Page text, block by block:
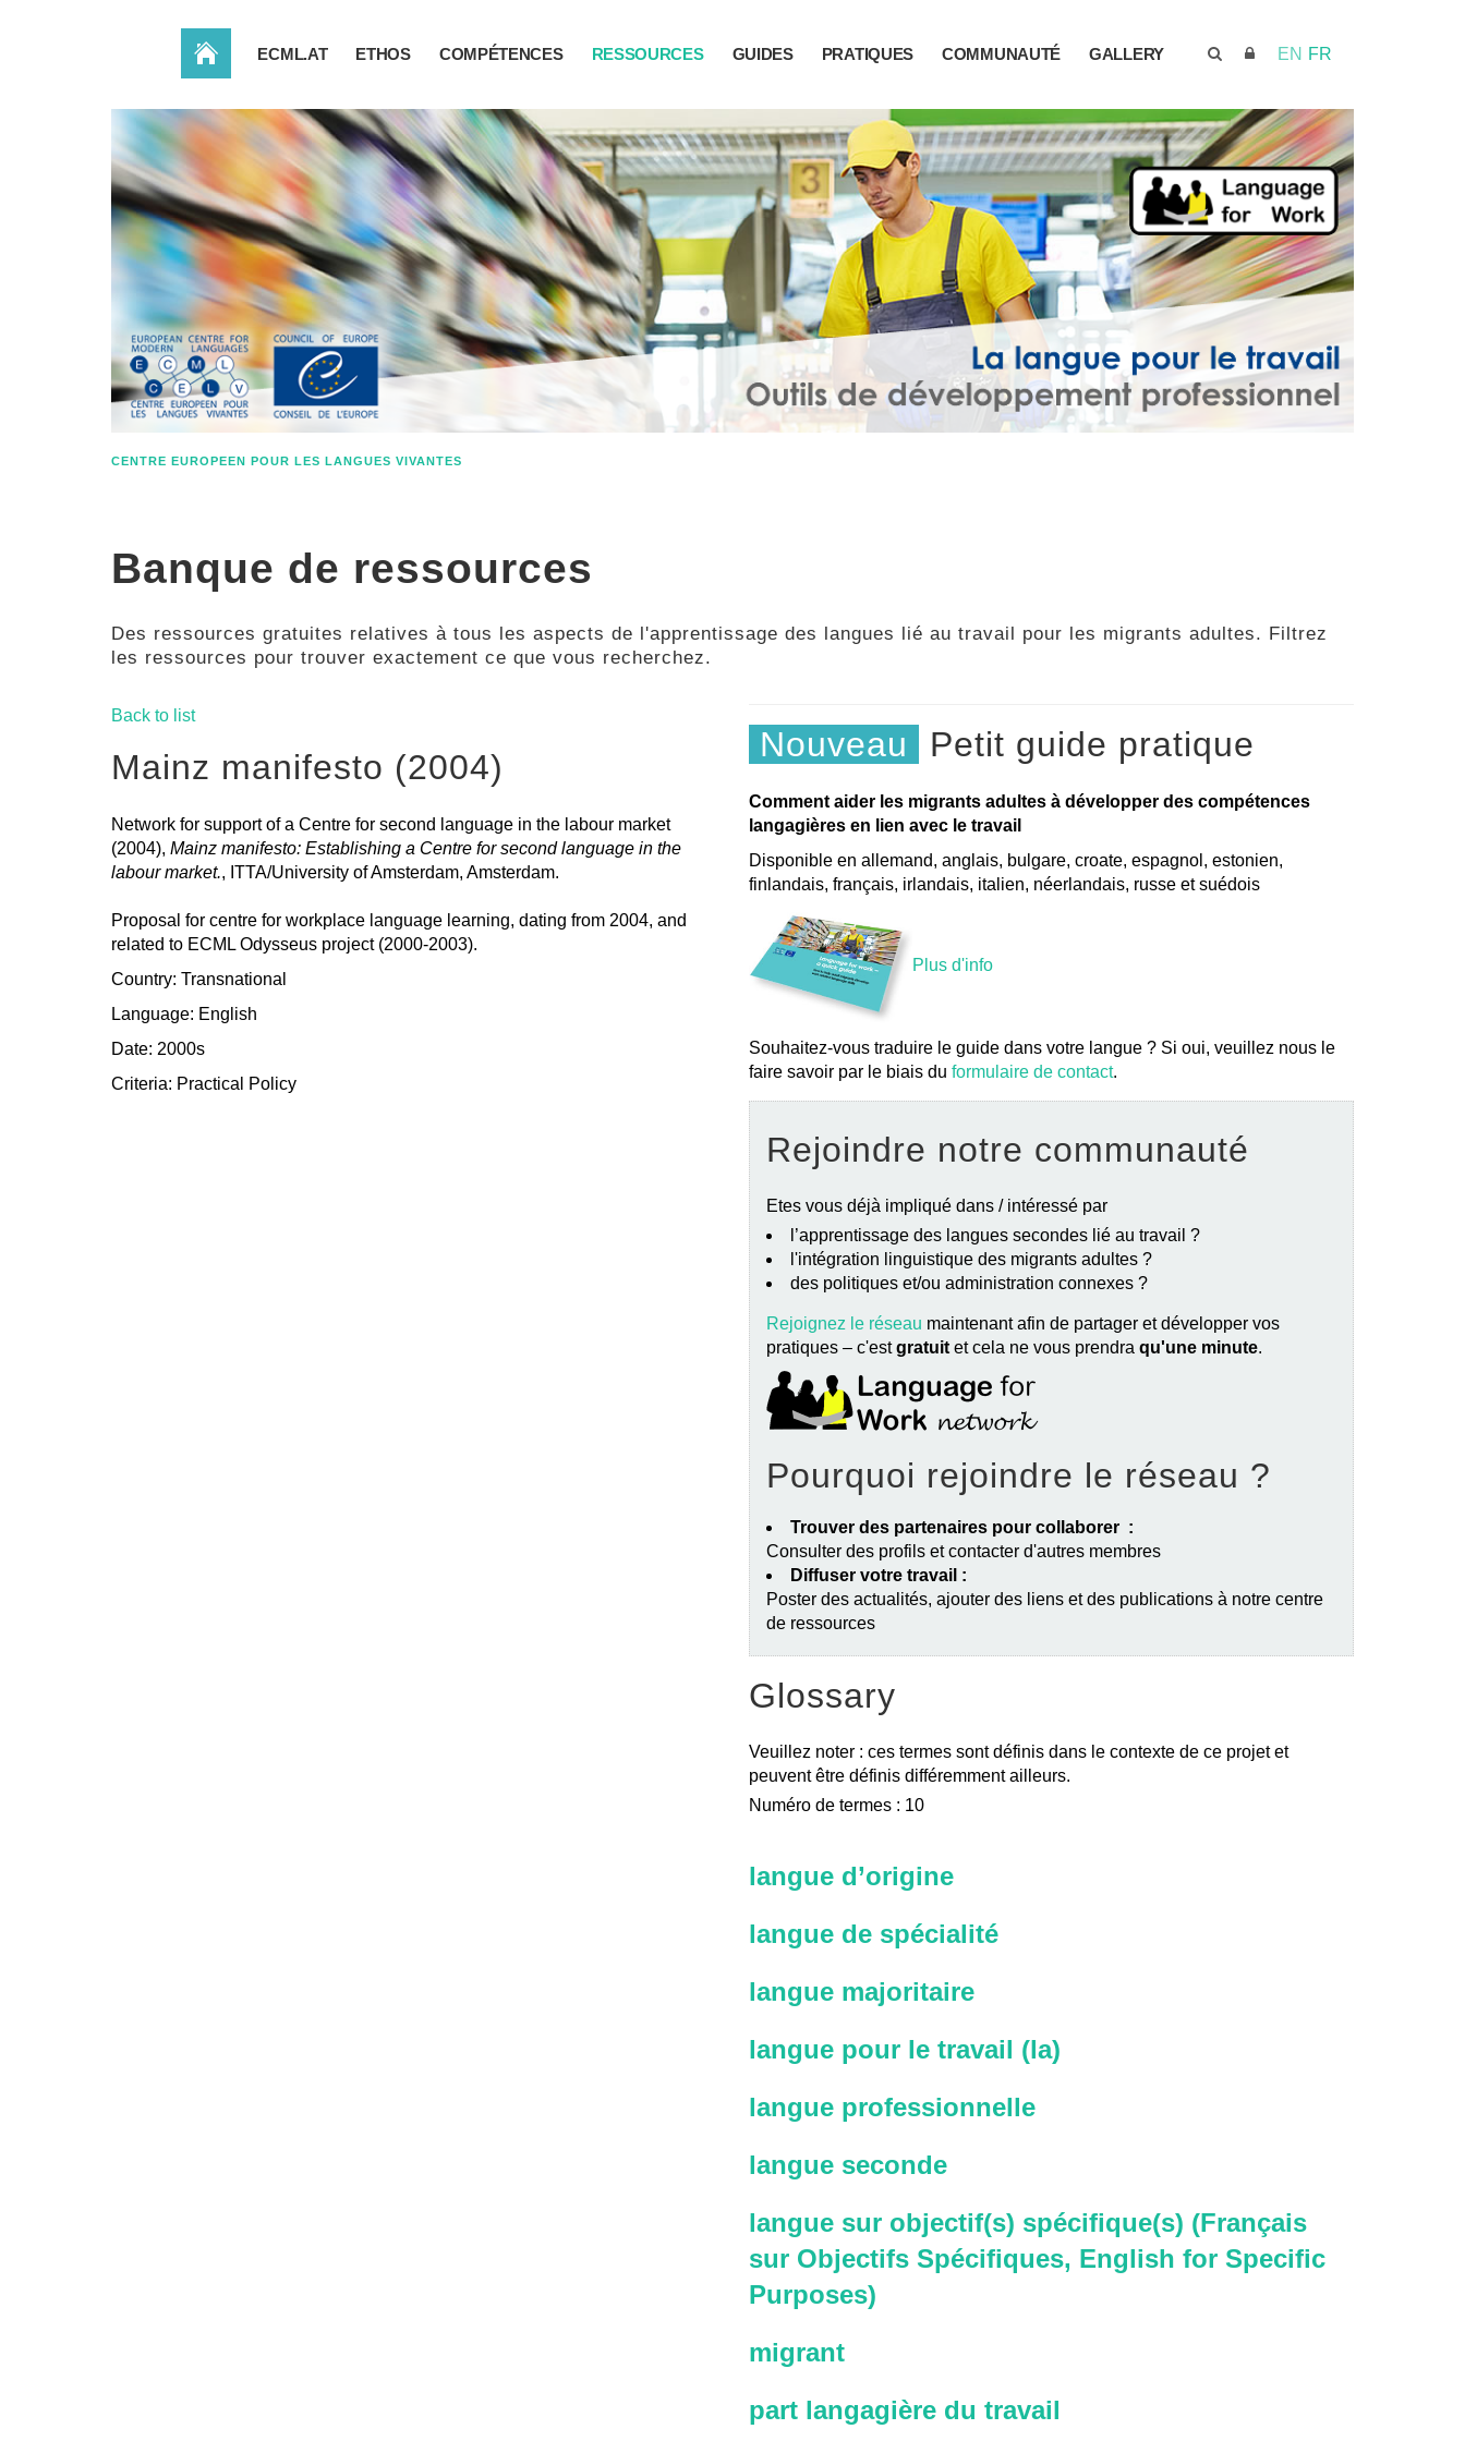
EN FR
ACCUEIL ECML.AT ETHOS COMPÉTENCES RESSOURCES GUIDES PRATIQUES COMMUNAUTÉ GALLERY
CENTRE EUROPEEN POUR LES LANGUES VIVANTES
Banque de ressources
Des ressources gratuites relatives à tous les aspects de l'apprentissage des langues lié au travail pour les migrants adultes. Filtrez
les ressources pour trouver exactement ce que vous recherchez.
Back to list
Mainz manifesto (2004)
Network for support of a Centre for second language in the labour market
(2004), Mainz manifesto: Establishing a Centre for second language in the
labour market., ITTA/University of Amsterdam, Amsterdam.
Proposal for centre for workplace language learning, dating from 2004, and
related to ECML Odysseus project (2000-2003).
Country: Transnational
Language: English
Date: 2000s
Criteria: Practical Policy
Nouveau Petit guide pratique
Comment aider les migrants adultes à développer des compétences
langagières en lien avec le travail
Disponible en allemand, anglais, bulgare, croate, espagnol, estonien,
finlandais, français, irlandais, italien, néerlandais, russe et suédois
Plus d'info
Souhaitez-vous traduire le guide dans votre langue ? Si oui, veuillez nous le
faire savoir par le biais du formulaire de contact.
Rejoindre notre communauté
Etes vous déjà impliqué dans / intéressé par
l’apprentissage des langues secondes lié au travail ?
l'intégration linguistique des migrants adultes ?
des politiques et/ou administration connexes ?
Rejoignez le réseau maintenant afin de partager et développer vos
pratiques – c'estgratuit et cela ne vous prendra qu'une minute.
Pourquoi rejoindre le réseau ?
Trouver des partenaires pour collaborer :
Consulter des profils et contacter d'autres membres
Diffuser votre travail :
Poster des actualités, ajouter des liens et des publications à notre centre
de ressources
Glossary
Veuillez noter : ces termes sont définis dans le contexte de ce projet et
peuvent être définis différemment ailleurs.
Numéro de termes : 10
langue d’origine
langue de spécialité
langue majoritaire
langue pour le travail (la)
langue professionnelle
langue seconde
langue sur objectif(s) spécifique(s) (Français
sur Objectifs Spécifiques, English for Specific
Purposes)
migrant
part langagière du travail